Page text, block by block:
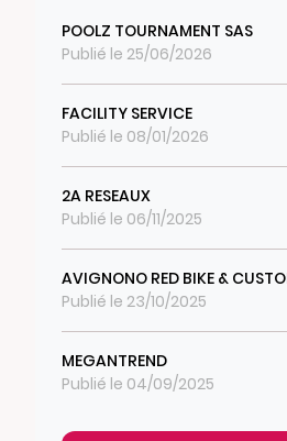
POOLZ TOURNAMENT SAS
Publié le 25/06/2026
FACILITY SERVICE
Publié le 08/01/2026
2A RESEAUX
Publié le 06/11/2025
AVIGNONO RED BIKE &
Publié le 23/10/2025
MEGANTREND
Publié le 04/09/2025